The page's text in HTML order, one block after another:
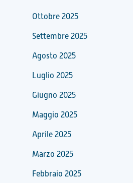
Ottobre 2025
Settembre 2025
Agosto 2025
Luglio 2025
Giugno 2025
Maggio 2025
Aprile 2025
Marzo 2025
Febbraio 2025